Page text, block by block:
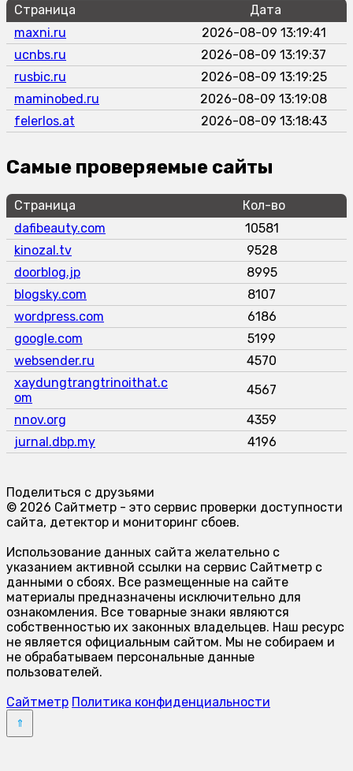
Страница
Дата
maxni.ru
2026-08-09 13:19:41
ucnbs.ru
2026-08-09 13:19:37
rusbic.ru
2026-08-09 13:19:25
maminobed.ru
2026-08-09 13:19:08
felerlos.at
2026-08-09 13:18:43
Самые проверяемые сайты
Страница
Кол-во
dafibeauty.com
10581
kinozal.tv
9528
doorblog.jp
8995
blogsky.com
8107
wordpress.com
6186
google.com
5199
websender.ru
4570
xaydungtrangtrinoithat.c
om
4567
nnov.org
4359
jurnal.dbp.my
4196
Поделиться с друзьями
© 2026 Сайтметр - это сервис проверки доступности
сайта, детектор и мониторинг сбоев.
Использование данных сайта желательно с
указанием активной ссылки на сервис Сайтметр с
данными о сбоях. Все размещенные на сайте
материалы предназначены исключительно для
ознакомления. Все товарные знаки являются
собственностью их законных владельцев. Наш ресурс
не является официальным сайтом. Мы не собираем и
не обрабатываем персональные данные
пользователей.
Сайтметр Политика конфиденциальности